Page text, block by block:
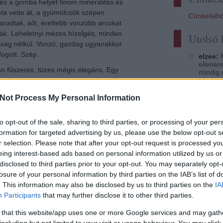
Process My Personal Information
opt-out of the sale, sharing to third parties, or processing of your
for targeted advertising by us, please use the below opt-out
selection. Please note that after your opt-out request is processed
interest-based ads based on personal information utilized by us
to third parties prior to your opt-out. You may separately
of your personal information by third parties on the IAB’s list of
This information may also be disclosed by us to third parties on the
Participants that may further disclose it to other third parties.
that this website/app uses one or more Google services and may
Utolsó
elzee:
mindig
itt a
Szikra
A világ
gbsz:
hanem
és
a gomba helyét finom mineralitás és
vette át, a gyümölcsök szépen
sőt, érettebb vonzóbb arcukat
Leheletnyi mézes hízelgés, minden
nélkül. Vonzó, gazdag ugyanakkor
Szép.
fűszeres, tüzes mégis elegáns. Egy
alatt ott terem a nyelv ezernyi pontján
és tökéletesen a testbe simuló savak
picit kesernyés, vastagon gyümölcsös.
A pince borairól szerzett csekély
nagy jövő áll előtte. Labanc klasszis, azaz
különösképp be kellene mutatnom a
, kóstolójegyzet eddig még nem is volt
Erős kezdés lesz. Tavaly nyáron a Budai
a zöldveltelinire. Olyannyira